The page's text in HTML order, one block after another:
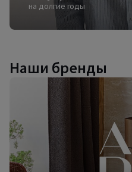
на долгие годы
Наши бренды